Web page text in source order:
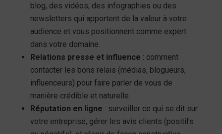
blog, des vidéos, des infographies ou des
newsletters qui apportent de la valeur à votre
audience et vous positionnent comme expert
dans votre domaine.
Relations presse et influence : comment
contacter les bons relais (médias, blogueurs,
influenceurs) pour faire parler de vous de
manière crédible et naturelle.
Réputation en ligne : surveiller ce qui se dit sur
votre entreprise, gérer les avis clients (positifs